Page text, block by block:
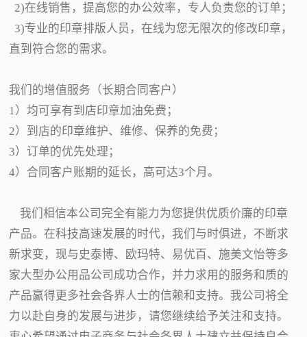
2)在线销售，提高您的办公效率，专人负责您的订单；
3)专业的印章排版人员，在线为您无限次的修改印章，
直到符合您的需求。
我们的增值服务（长期合同客户）
1）均可享有到店印章加油免费；
2）到店的印章维护、维修、保养的免费；
3）订单的优先处理；
4）合同客户账期的延长，高可达3个月。
我们相信本公司完全有能力为您提供优质价廉的印章
产品。在科技高速发展的时代，我们与时俱进，不断求
新求变，现与史泰博、欧玛特、易优百、施美文怡等多
家大型办公用品公司成功合作，并力求用的服务和质的
产品赢得更多社会各界人士的信赖和支持。我公司将全
力以赴自身的发展与进步，请您继续给予关注和支持。